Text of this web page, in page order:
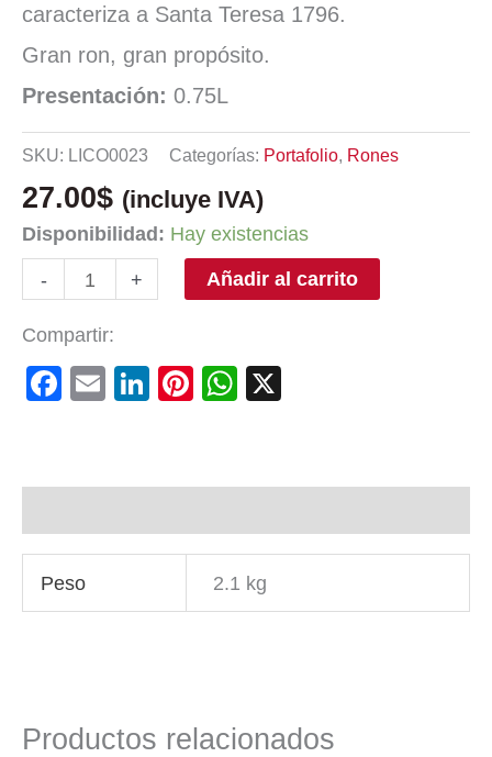
caracteriza a Santa Teresa 1796.
Gran ron, gran propósito.
Presentación: 0.75L
SKU: LICO0023 Categorías: Portafolio, Rones
27.00$ (incluye IVA)
Disponibilidad: Hay existencias
- + Añadir al carrito
Compartir:
Facebook
EmailLinkedIn
Pinterest
WhatsApp
Peso 2.1 kg
Productos relacionados